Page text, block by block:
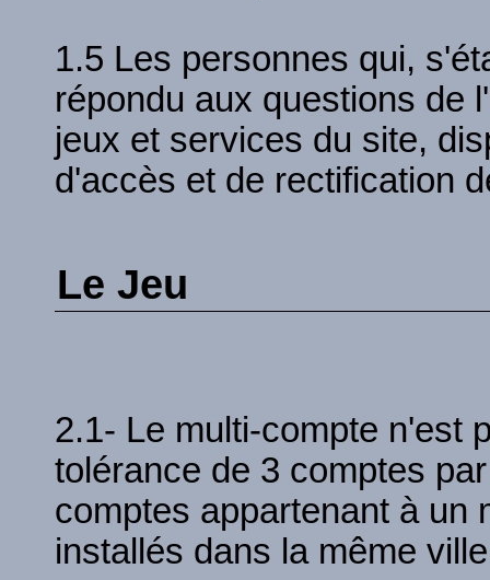
1.5 Les personnes qui,
répondu aux questions de
jeux et services du site,
d'accès et de rectification
Le Jeu
2.1- Le multi-compte n'est
tolérance de 3 comptes
comptes appartenant à un
installés dans la même